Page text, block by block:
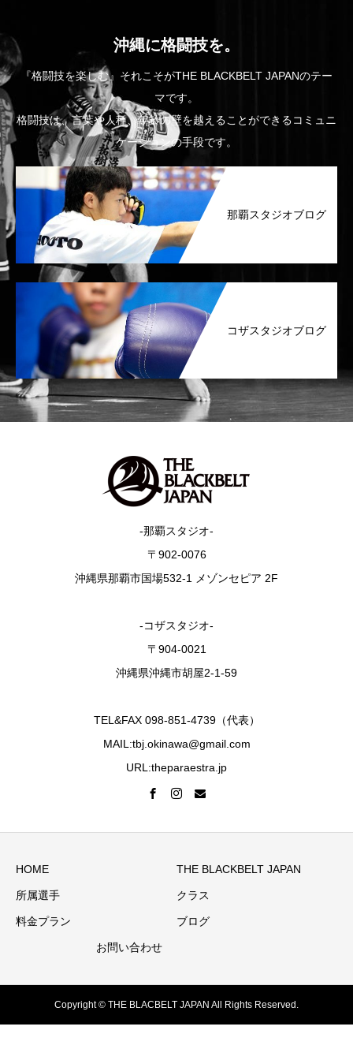
沖縄に格闘技を。
『格闘技を楽しむ』それこそがTHE BLACKBELT JAPANのテー
マです。
格闘技は、言葉や人種、年齢の壁を越えることができるコミュニ
ケーションの手段です。
那覇スタジオブログ
コザスタジオブログ
-那覇スタジオ-
〒902-0076
沖縄県那覇市国場532-1 メゾンセピア 2F
-コザスタジオ-
〒904-0021
沖縄県沖縄市胡屋2-1-59
TEL&FAX 098-851-4739（代表）
MAIL:tbj.okinawa@gmail.com
URL:theparaestra.jp
HOME THE BLACKBELT JAPAN
所属選手 クラス
料金プラン ブログ
お問い合わせ
Copyright © THE BLACBELT JAPAN All Rights Reserved.